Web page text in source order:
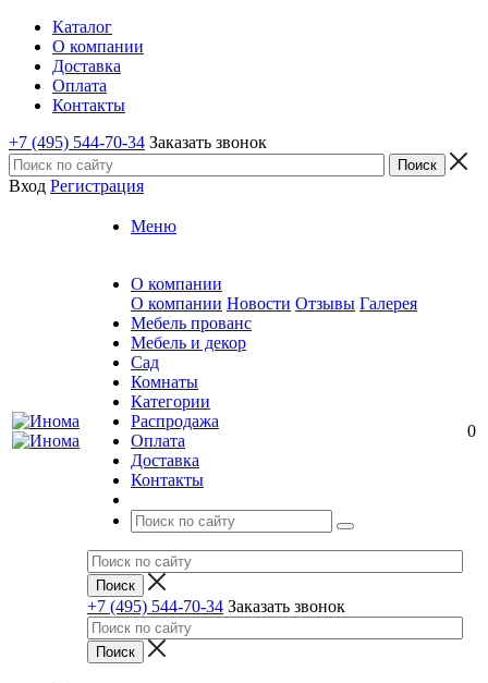
Каталог
О компании
Доставка
Оплата
Контакты
+7 (495) 544-70-34 Заказать звонок
Вход Регистрация
Меню
О компании
О компании Новости Отзывы Галерея
Мебель прованс
Мебель и декор
Сад
Комнаты
Категории
Распродажа
Оплата
Доставка
Контакты
+7 (495) 544-70-34 Заказать звонок
0